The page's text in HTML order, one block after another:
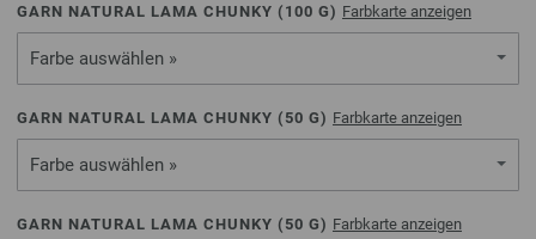
GARN NATURAL LAMA CHUNKY ( 100 G) Farbkarte anzeigen
Farbe auswählen »
GARN NATURAL LAMA CHUNKY ( 50 G) Farbkarte anzeigen
Farbe auswählen »
GARN NATURAL LAMA CHUNKY ( 50 G) Farbkarte anzeigen